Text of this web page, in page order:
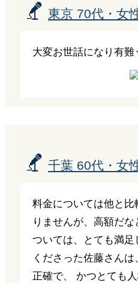
東京 70代・女
大変お世話になり有難
千葉 60代・女
料金については他と
りませんが、高額だ
ついては、とても満
くださった佐藤さん
正確で、 かつとても